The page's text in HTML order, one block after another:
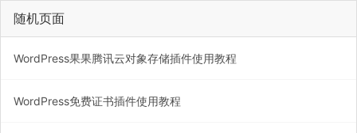
随机页面
WordPress果果腾讯云对象存储插件使用教程
WordPress免费证书插件使用教程